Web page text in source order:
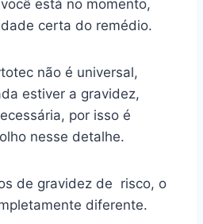
está no momento,
certa do remédio.
não é universal,
estiver a gravidez,
por isso é
nesse detalhe.
de gravidez de risco, o
diferente.